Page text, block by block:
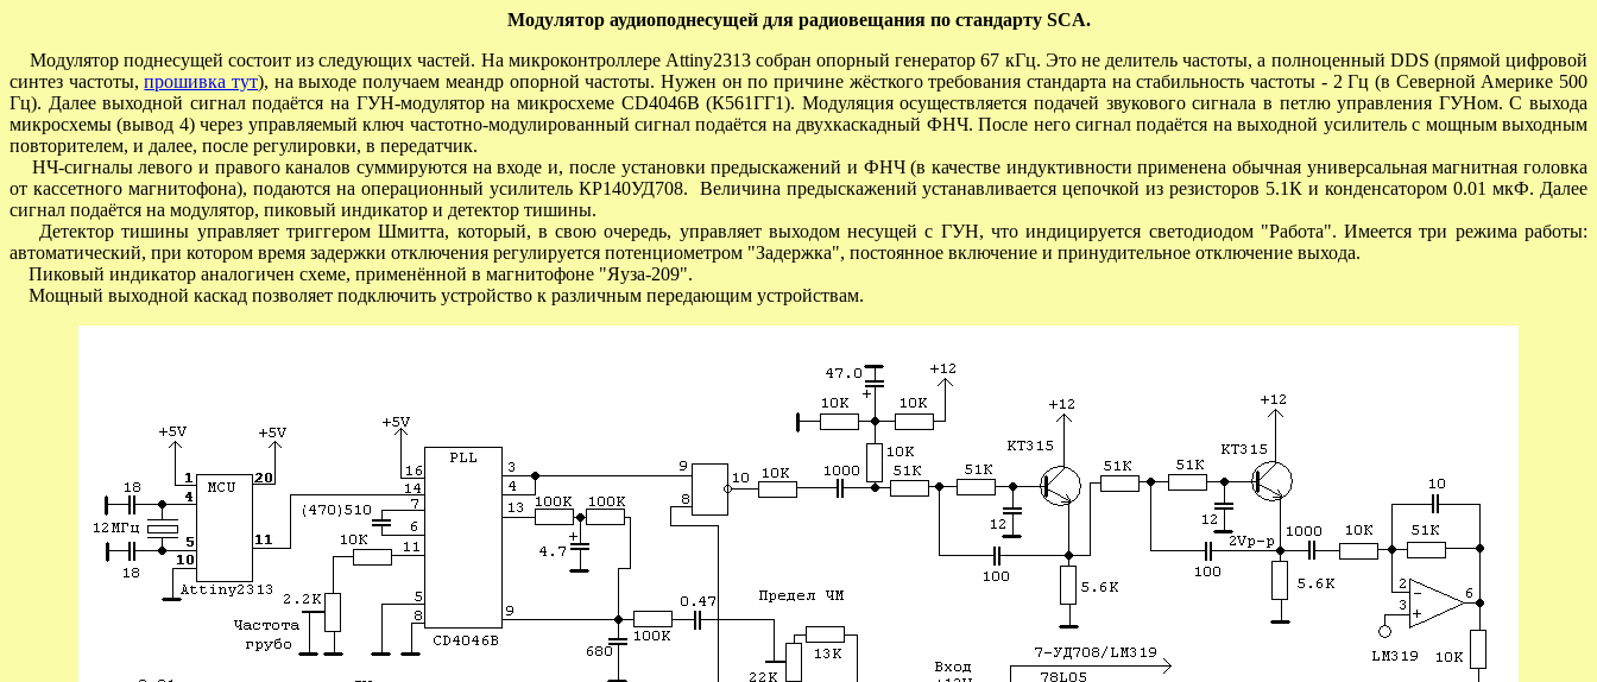
Модулятор аудиоподнесущей для радиовещания по стандарту SCA.
Модулятор поднесущей состоит из следующих частей. На микроконтроллере Attiny2313собран опорный генератор 67 кГц. Это не делитель частоты, а полноценный DDS (прямой цифровой
синтез частоты,прошивка тут), на выходе получаем меандр опорной частоты. Нужен он по причине жёсткого требования стандарта на стабильность частоты - 2 Гц (в Северной Америке 500
Гц). Далее выходной сигнал подаётся на ГУН-модулятор на микросхеме CD4046B (К561ГГ1). Модуляция осуществляется подачей звукового сигнала в петлю управления ГУНом. С выхода
микросхемы (вывод 4) через управляемый ключ частотно-модулированный сигнал подаётся на двухкаскадный ФНЧ. После него сигнал подаётся на выходной усилитель с мощным выходным
повторителем, и далее, после регулировки, в передатчик.
НЧ-сигналы левого и правого каналов суммируются на входе и, после установки предыскажений и ФНЧ (в качестве индуктивности применена обычная универсальная магнитная головка
от кассетного магнитофона), подаются на операционный усилитель КР140УД708. Величина предыскажений устанавливается цепочкой из резисторов 5.1К и конденсатором 0.01 мкФ. Далее
сигнал подаётся на модулятор, пиковый индикатор и детектор тишины.
Детектор тишины управляет триггером Шмитта, который, в свою очередь, управляет выходом несущей с ГУН, что индицируется светодиодом "Работа". Имеется три режима работы:
автоматический, при котором время задержки отключения регулируется потенциометром "Задержка", постоянное включение и принудительное отключение выхода.
Пиковый индикатор аналогичен схеме, применённой в магнитофоне "Яуза-209".
Мощный выходной каскад позволяет подключить устройство к различным передающим устройствам.